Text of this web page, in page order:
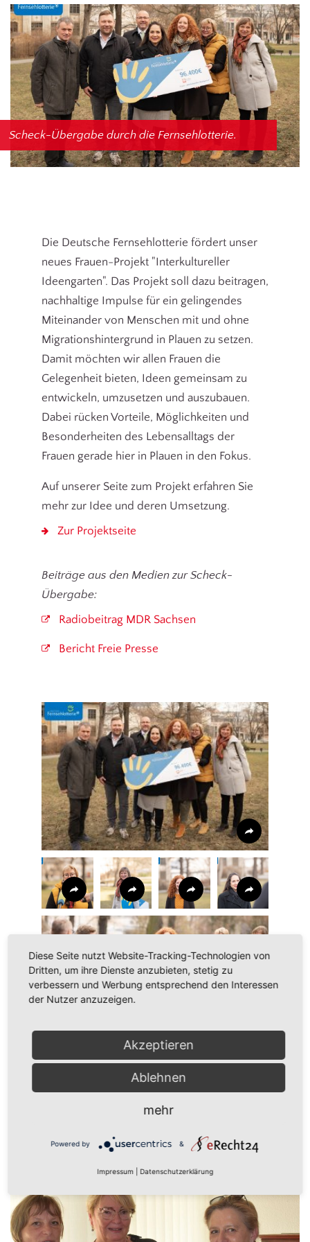
Scheck-Übergabe durch die Fernsehlotterie.
Die Deutsche Fernsehlotterie fördert unser
neues Frauen-Projekt "Interkultureller
Ideengarten". Das Projekt soll dazu beitragen,
nachhaltige Impulse für ein gelingendes
Miteinander von Menschen mit und ohne
Migrationshintergrund in Plauen zu setzen.
Damit möchten wir allen Frauen die
Gelegenheit bieten, Ideen gemeinsam zu
entwickeln, umzusetzen und auszubauen.
Dabei rücken Vorteile, Möglichkeiten und
Besonderheiten des Lebensalltags der
Frauen gerade hier in Plauen in den Fokus.
Auf unserer Seite zum Projekt erfahren Sie
mehr zur Idee und deren Umsetzung.
Zur Projektseite
Beiträge aus den Medien zur Scheck-
Übergabe:
Radiobeitrag MDR Sachsen
Bericht Freie Presse
Weitere Beiträge
Diese Seite nutzt Website-Tracking-Technologien von
Dritten, um ihre Dienste anzubieten, stetig zu
verbessern und Werbung entsprechend den Interessen
der Nutzer anzuzeigen.
Akzeptieren
Ablehnen
mehr
Powered by &
Impressum Datenschutzerklärung